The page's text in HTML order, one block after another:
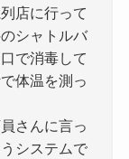
店に行って
シャトルバ
で消毒して
体温を測っ
さんに言っ
システムで